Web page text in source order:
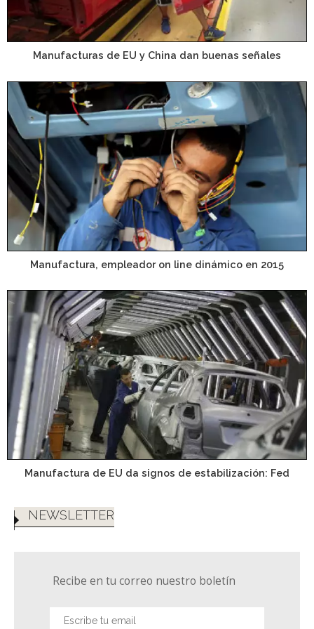
Manufacturas de EU y China dan buenas señales
Manufactura, empleador on line dinámico en 2015
Manufactura de EU da signos de estabilización: Fed
NEWSLETTER
Recibe en tu correo nuestro boletín